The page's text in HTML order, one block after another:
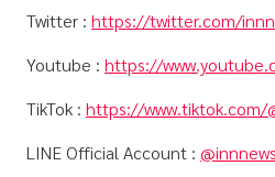
Twitter : https://twitter.com/
Youtube : https://
TikTok : https://www.tiktok.com/
LINE Official Account : @innnews